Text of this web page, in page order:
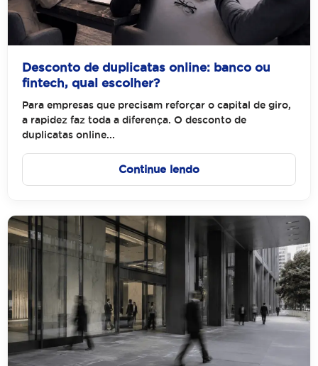
Desconto de duplicatas online: banco ou
fintech, qual escolher?
Para empresas que precisam reforçar o capital de giro,
a rapidez faz toda a diferença. O desconto de
duplicatas online...
Continue lendo